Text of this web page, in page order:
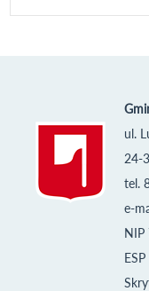
ul.
24-
tel.
e-
NIP